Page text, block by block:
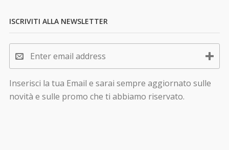
ISCRIVITI ALLA NEWSLETTER
Inserisci la tua Email e sarai sempre aggiornato sulle
novità e sulle promo che ti abbiamo riservato.